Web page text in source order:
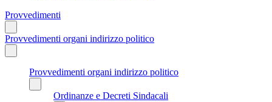
Provvedimenti
Provvedimenti organi indirizzo politico
Provvedimenti organi indirizzo politico
Ordinanze e Decreti Sindacali